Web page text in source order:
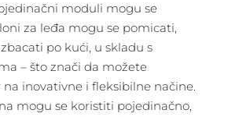
moduli mogu se
za leđa mogu se pomicati,
po kući, u skladu s
– što znači da možete
inovativne i fleksibilne načine.
mogu se koristiti pojedinačno,